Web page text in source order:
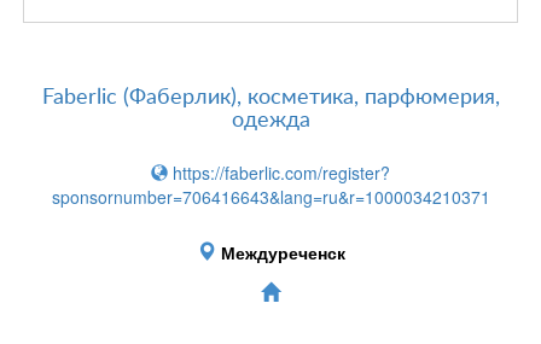
Faberlic (Фаберлик), косметика, парфюмерия,
одежда
https://faberlic.com/register?
sponsornumber=706416643&lang=ru&r=1000034210371
Междуреченск